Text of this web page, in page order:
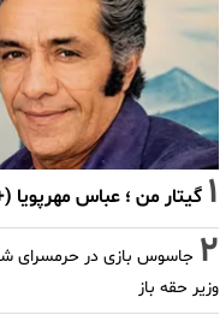
1 گیتار من ؛ عباس مهرپویا
2 جاسوس بازی در حرمسرای
وزیر حقه باز